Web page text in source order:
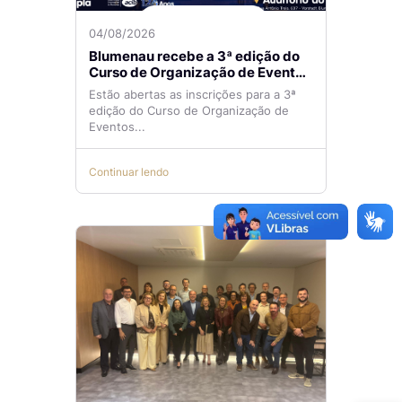
04/08/2026
Blumenau recebe a 3ª edição do
Curso de Organização de Eventos
Lilian Ribeiro
Estão abertas as inscrições para a 3ª
edição do Curso de Organização de
Eventos...
Continuar lendo